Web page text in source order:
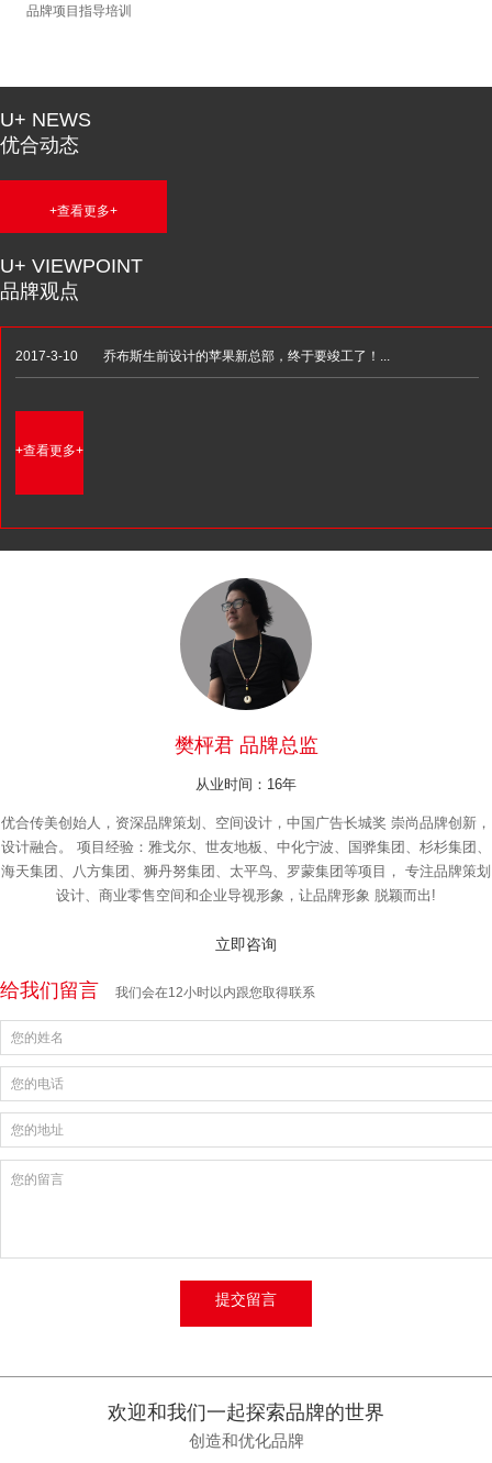
品牌项目指导培训
U+ NEWS
优合动态
+查看更多+
U+ VIEWPOINT
品牌观点
2017-3-10 乔布斯生前设计的苹果新总部，终于要竣工了！...
+查看更多+
樊枰君 品牌总监
从业时间：16年
优合传美创始人，资深品牌策划、空间设计，中国广告长城奖 崇尚品牌创新，
设计融合。 项目经验：雅戈尔、世友地板、中化宁波、国骅集团、杉杉集团、
海天集团、八方集团、狮丹努集团、太平鸟、罗蒙集团等项目， 专注品牌策划
设计、商业零售空间和企业导视形象，让品牌形象 脱颖而出!
立即咨询
给我们留言 我们会在12小时以内跟您取得联系
欢迎和我们一起探索品牌的世界
创造和优化品牌